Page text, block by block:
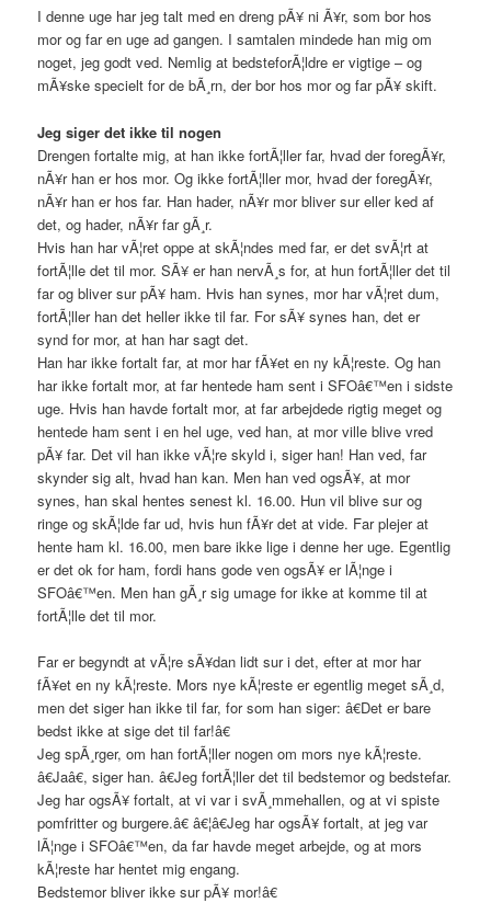
I denne uge har jeg talt med en dreng pÃ¥ ni Ã¥r, som bor hos
mor og far en uge ad gangen. I samtalen mindede han mig om
noget, jeg godt ved. Nemlig at bedsteforÃ¦ldre er vigtige – og
mÃ¥ske specielt for de bÃ¸rn, der bor hos mor og far pÃ¥ skift.
Jeg siger det ikke til nogen
Drengen fortalte mig, at han ikke fortÃ¦ller far, hvad der foregÃ¥r,
nÃ¥r han er hos mor. Og ikke fortÃ¦ller mor, hvad der foregÃ¥r,
nÃ¥r han er hos far. Han hader, nÃ¥r mor bliver sur eller ked af
det, og hader, nÃ¥r far gÃ¸r.
Hvis han har vÃ¦ret oppe at skÃ¦ndes med far, er det svÃ¦rt at
fortÃ¦lle det til mor. SÃ¥ er han nervÃ¸s for, at hun fortÃ¦ller det til
far og bliver sur pÃ¥ ham. Hvis han synes, mor har vÃ¦ret dum,
fortÃ¦ller han det heller ikke til far. For sÃ¥ synes han, det er
synd for mor, at han har sagt det.
Han har ikke fortalt far, at mor har fÃ¥et en ny kÃ¦reste. Og han
har ikke fortalt mor, at far hentede ham sent i SFOâ€™en i sidste
uge. Hvis han havde fortalt mor, at far arbejdede rigtig meget og
hentede ham sent i en hel uge, ved han, at mor ville blive vred
pÃ¥ far. Det vil han ikke vÃ¦re skyld i, siger han! Han ved, far
skynder sig alt, hvad han kan. Men han ved ogsÃ¥, at mor
synes, han skal hentes senest kl. 16.00. Hun vil blive sur og
ringe og skÃ¦lde far ud, hvis hun fÃ¥r det at vide. Far plejer at
hente ham kl. 16.00, men bare ikke lige i denne her uge. Egentlig
er det ok for ham, fordi hans gode ven ogsÃ¥ er lÃ¦nge i
SFOâ€™en. Men han gÃ¸r sig umage for ikke at komme til at
fortÃ¦lle det til mor.
Far er begyndt at vÃ¦re sÃ¥dan lidt sur i det, efter at mor har
fÃ¥et en ny kÃ¦reste. Mors nye kÃ¦reste er egentlig meget sÃ¸d,
men det siger han ikke til far, for som han siger: â€Det er bare
bedst ikke at sige det til far!â€
Jeg spÃ¸rger, om han fortÃ¦ller nogen om mors nye kÃ¦reste.
â€Jaâ€, siger han. â€Jeg fortÃ¦ller det til bedstemor og bedstefar.
Jeg har ogsÃ¥ fortalt, at vi var i svÃ¸mmehallen, og at vi spiste
pomfritter og burgere.â€ â€¦â€Jeg har ogsÃ¥ fortalt, at jeg var
lÃ¦nge i SFOâ€™en, da far havde meget arbejde, og at mors
kÃ¦reste har hentet mig engang.
Bedstemor bliver ikke sur pÃ¥ mor!â€